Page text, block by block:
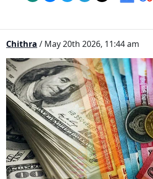
Chithra / May 20th 2026, 11:44 am